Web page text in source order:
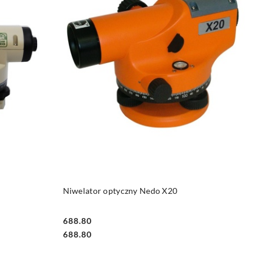
Niwelator optyczny Nedo X20
Cena:
688.80
Cena:
688.80